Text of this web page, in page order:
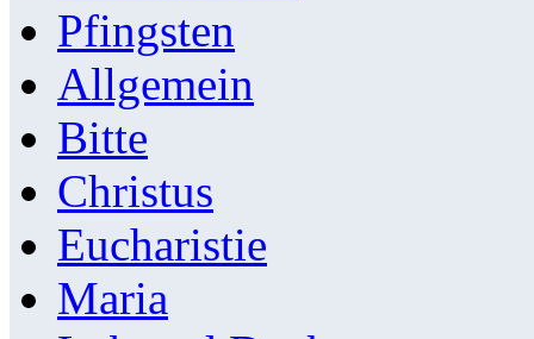
Pfingsten
Allgemein
Bitte
Christus
Eucharistie
Maria